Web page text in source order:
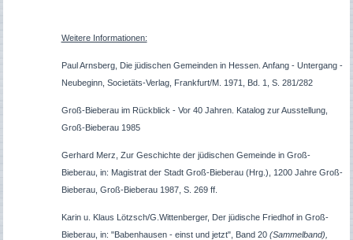
Weitere Informationen:
Paul Arnsberg, Die jüdischen Gemeinden in Hessen. Anfang - Untergang -
Neubeginn, Societäts-Verlag, Frankfurt/M. 1971, Bd. 1, S. 281/282
Groß-Bieberau im Rückblick - Vor 40 Jahren. Katalog zur Ausstellung,
Groß-Bieberau 1985
Gerhard Merz, Zur Geschichte der jüdischen Gemeinde in Groß-
Bieberau, in: Magistrat der Stadt Groß-Bieberau (Hrg.), 1200 Jahre Groß-
Bieberau, Groß-Bieberau 1987, S. 269 ff.
Karin u. Klaus Lötzsch/G.Wittenberger, Der jüdische Friedhof in Groß-
Bieberau, in: "Babenhausen - einst und jetzt", Band 20 (Sammelband),